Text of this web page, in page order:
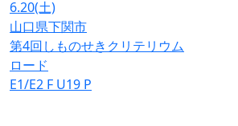
6.20(土)
山口県下関市
第4回しものせきクリテリウム
ロード
E1/E2 F U19 P